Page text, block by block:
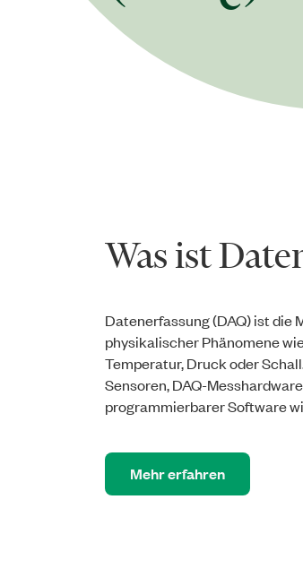
Was ist
Datenerfassung (DAQ) ist die
physikalischer Phänomene
Temperatur, Druck oder
Sensoren, DAQ-
programmierbarer Software
Mehr erfahren